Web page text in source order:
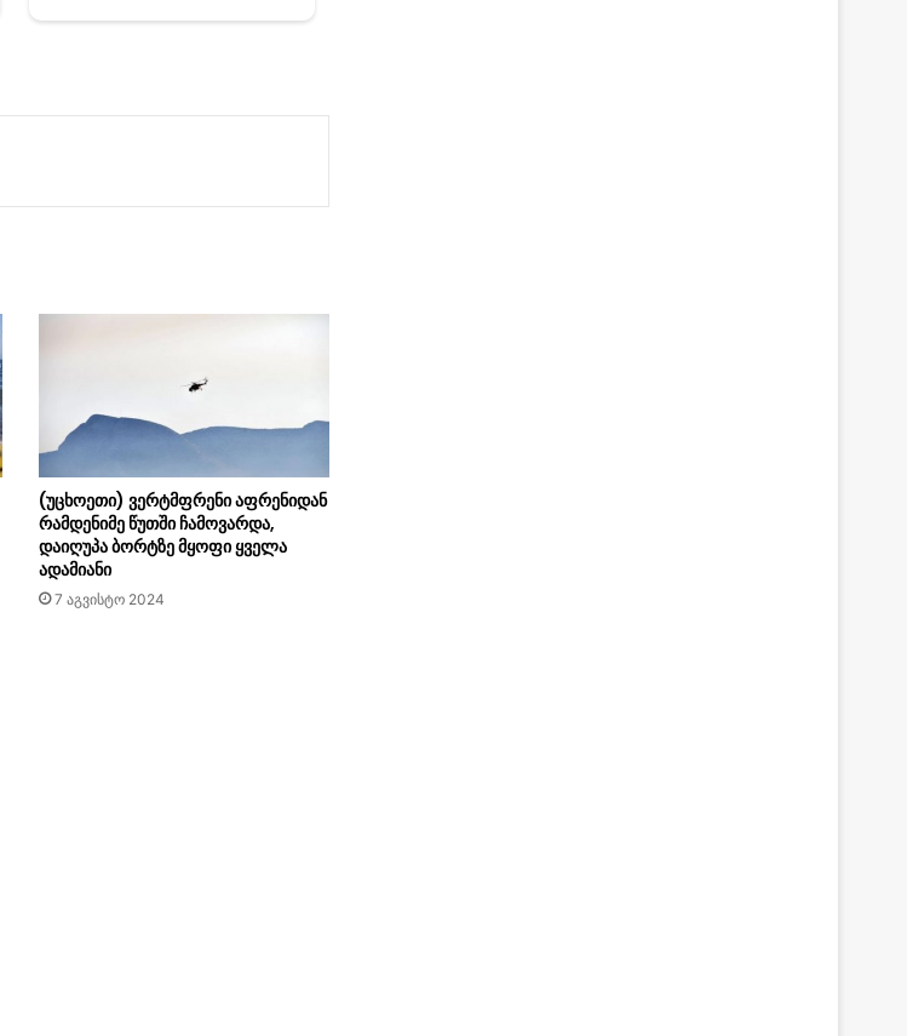
(უცხოეთი) ვერტმფრენი აფრენიდან
რამდენიმე წუთში ჩამოვარდა,
დაიღუპა ბორტზე მყოფი ყველა
ადამიანი
7 აგვისტო 2024